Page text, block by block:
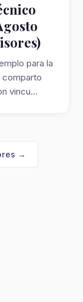
para la
vincu...
→